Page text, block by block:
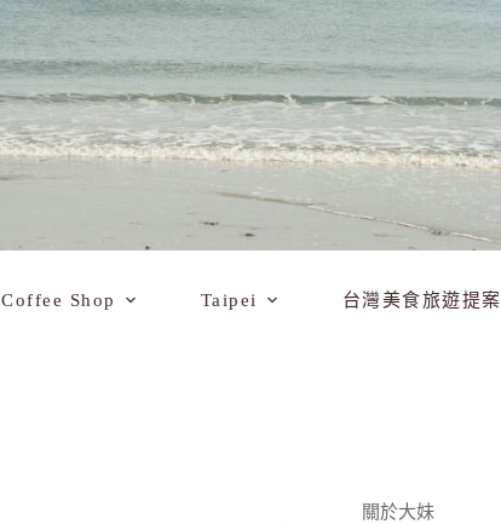
Coffee Shop Taipei 台灣美食旅遊提案
關於大妹